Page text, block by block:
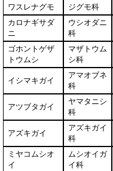
ワスレナグモ ジグモ科
カロナギサダ
ニ
ウシオダニ
科
ゴホントゲザ
トウムシ
マザトウム
シ科
イシマキガイ
アマオブネ
科
アツブタガイ
ヤマタニシ
科
アズキガイ
アズキガイ
科
ミヤコムシオ
イ
ムシオイガ
イ科